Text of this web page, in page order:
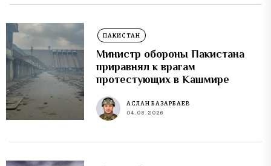
ПАКИСТАН
Министр обороны Пакистана
приравнял к врагам
протестующих в Кашмире
АСЛАН БАЗАРБАЕВ
04.08.2026